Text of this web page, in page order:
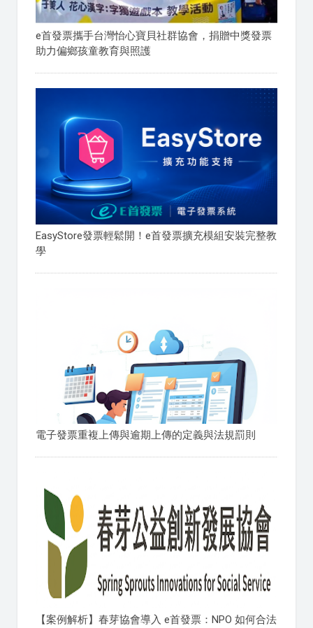
e首發票攜手台灣怡心寶貝社群協會，捐贈中獎發票
助力偏鄉孩童教育與照護
EasyStore發票輕鬆開！e首發票擴充模組安裝完整教
學
電子發票重複上傳與逾期上傳的定義與法規罰則
【案例解析】春芽協會導入 e首發票：NPO 如何合法